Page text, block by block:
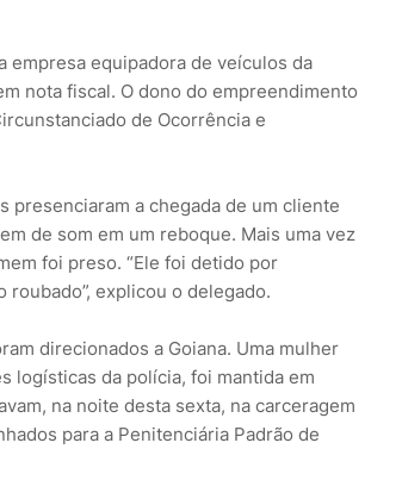
empresa equipadora de veículos da
nota fiscal. O dono do empreendimento
de Ocorrência e
presenciaram a chegada de um cliente
de som em um reboque. Mais uma vez
foi preso. “Ele foi detido por
explicou o delegado.
direcionados a Goiana. Uma mulher
logísticas da polícia, foi mantida em
na noite desta sexta, na carceragem
para a Penitenciária Padrão de